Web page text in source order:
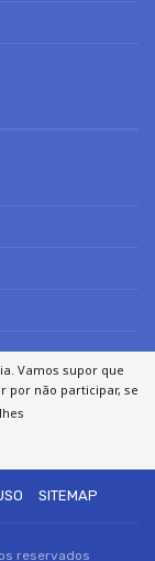
SITEMAP
reservados
Vamos supor que
por não participar, se